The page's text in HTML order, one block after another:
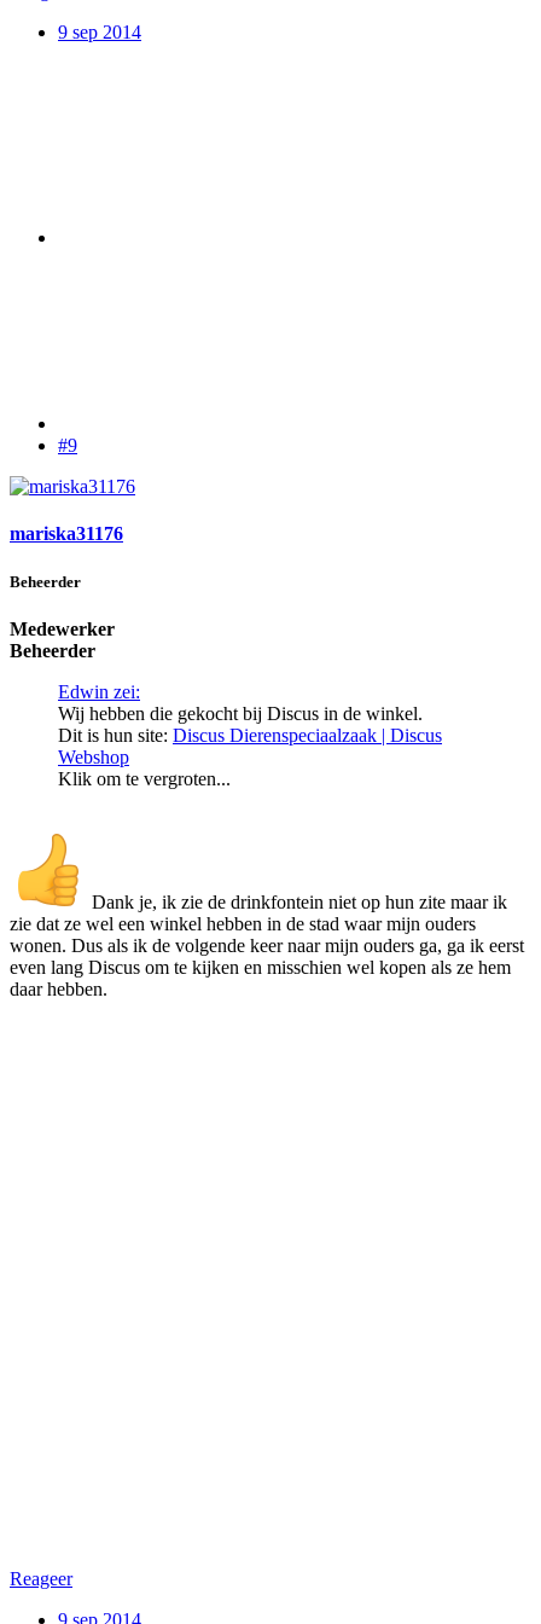
9 sep 2014
#9
mariska31176
Beheerder
Medewerker
Beheerder
Edwin zei:
Wij hebben die gekocht bij Discus in de winkel.
Dit is hun site: Discus Dierenspeciaalzaak | Discus
Webshop
Klik om te vergroten...
Dank je, ik zie de drinkfontein niet op hun zite maar ik
zie dat ze wel een winkel hebben in de stad waar mijn ouders
wonen. Dus als ik de volgende keer naar mijn ouders ga, ga ik eerst
even lang Discus om te kijken en misschien wel kopen als ze hem
daar hebben.
Reageer
9 sep 2014